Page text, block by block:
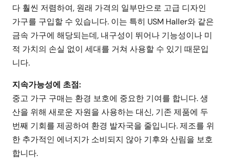
다 훨씬 저렴하여, 원래 가격의 일부만으로 고급 디자인
가구를 구입할 수 있습니다. 이는 특히 USM Haller와 같은
금속 가구에 해당되는데, 내구성이 뛰어나 기능성이나 미
적 가치의 손실 없이 세대를 거쳐 사용할 수 있기 때문입
니다.
지속가능성에 초점:
중고 가구 구매는 환경 보호에 중요한 기여를 합니다. 생
산을 위해 새로운 자원을 사용하는 대신, 기존 제품에 두
번째 기회를 제공하여 환경 발자국을 줄입니다. 제조를 위
한 추가적인 에너지가 소비되지 않아 기후와 산림을 보호
합니다.